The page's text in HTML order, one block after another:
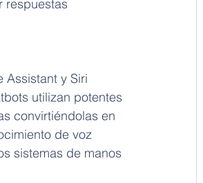
respuestas
Assistant y Siri
utilizan potentes
convirtiéndolas en
de voz
sistemas de manos